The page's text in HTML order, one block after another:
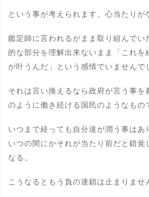
という事が考えられます。心当たりが
鑑定師に言われるがまま取り組んでい
的な部分を理解出来ないまま「これを
が叶うんだ」という感情でいませんで
それは言い換えるなら政府が言う事を
のように働き続ける国民のようなもの
いつまで経っても自分達が潤う事はあ
いつの間にかそれが当たり前だと錯覚
なる。
こうなるともう負の連鎖は止まりませ